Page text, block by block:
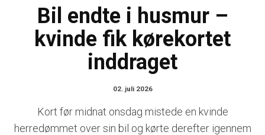
Bil endte i husmur –
kvinde fik kørekortet
inddraget
02. juli 2026
Kort før midnat onsdag mistede en kvinde
herredømmet over sin bil og kørte derefter igennem